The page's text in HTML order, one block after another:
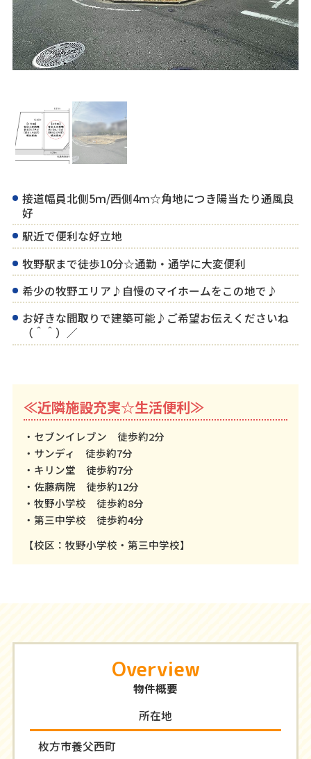
接道幅員北側5ｍ/西側4ｍ☆角地につき陽当たり通風良
好
駅近で便利な好立地
牧野駅まで徒歩10分☆通勤・通学に大変便利
希少の牧野エリア♪自慢のマイホームをこの地で♪
お好きな間取りで建築可能♪ご希望お伝えくださいね
（＾＾）／
≪近隣施設充実☆生活便利≫
・セブンイレブン 徒歩約2分
・サンディ 徒歩約7分
・キリン堂 徒歩約7分
・佐藤病院 徒歩約12分
・牧野小学校 徒歩約8分
・第三中学校 徒歩約4分
【校区：牧野小学校・第三中学校】
Overview
物件概要
所在地
枚方市養父西町